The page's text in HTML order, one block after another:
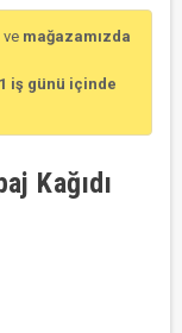
ve mağazamızda
iş günü içinde
Kağıdı